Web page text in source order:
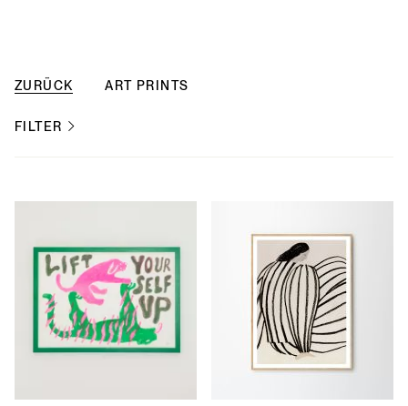
ZURÜCK ART PRINTS
FILTER